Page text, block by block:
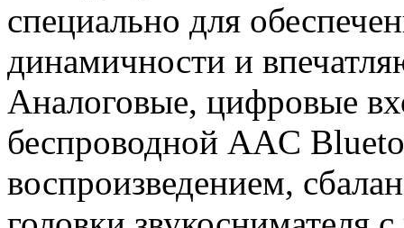
специально для
динамичности и
Аналоговые, цифровые
беспроводной AAC
воспроизведением,